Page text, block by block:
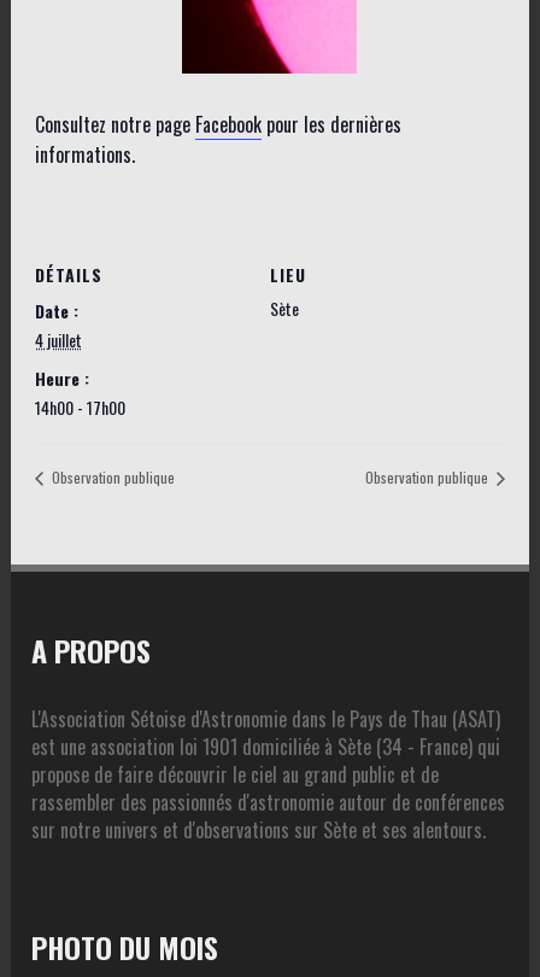
Consultez notre page Facebookpour les dernières
informations.
DÉTAILS
Date :
4 juillet
Heure :
14h00 - 17h00
LIEU
Sète
Observation publique Observation publique
A PROPOS
L'Association Sétoise d'Astronomie dans le Pays de Thau (ASAT)
est une association loi 1901 domiciliée à Sète (34 - France) qui
propose de faire découvrir le ciel au grand public et de
rassembler des passionnés d'astronomie autour de conférences
sur notre univers et d'observations sur Sète et ses alentours.
PHOTO DU MOIS